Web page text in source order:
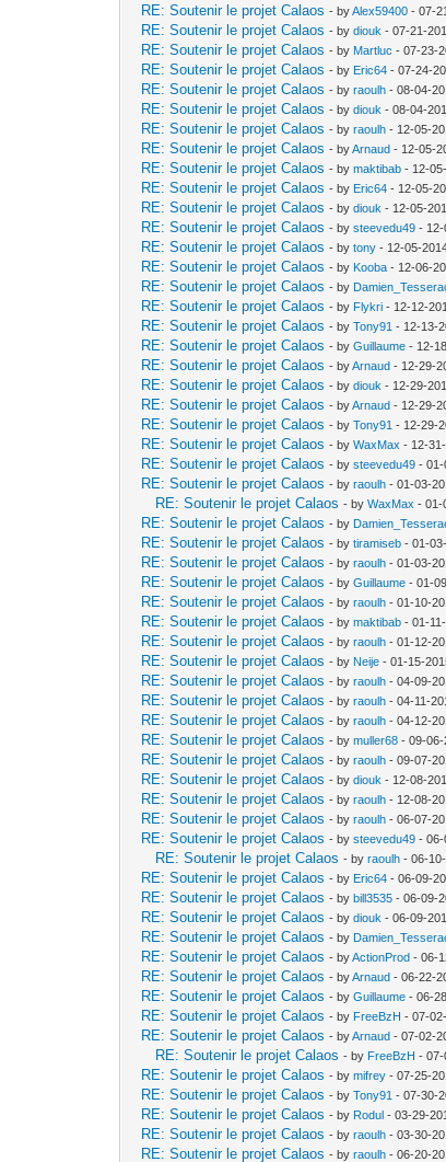
RE: Soutenir le projet Calaos - byAlex59400 - 07-
RE: Soutenir le projet Calaos - bydiouk - 07-21-
RE: Soutenir le projet Calaos - by Martluc - 07-23-
RE: Soutenir le projet Calaos - by Eric64 - 07-24-
RE: Soutenir le projet Calaos - byraoulh - 08-04-
RE: Soutenir le projet Calaos - bydiouk - 08-04-
RE: Soutenir le projet Calaos - byraoulh - 12-05-
RE: Soutenir le projet Calaos - byArnaud - 12-05-
RE: Soutenir le projet Calaos - bymaktibab - 12-
RE: Soutenir le projet Calaos - by Eric64 - 12-05-
RE: Soutenir le projet Calaos - bydiouk - 12-05-
RE: Soutenir le projet Calaos - bysteevedu49 - 12-
RE: Soutenir le projet Calaos - bytony - 12-05-
RE: Soutenir le projet Calaos - by Kooba - 12-06-
RE: Soutenir le projet Calaos - by
RE: Soutenir le projet Calaos - by Flykri - 12-12-
RE: Soutenir le projet Calaos - byTony91 - 12-13-
RE: Soutenir le projet Calaos - byGuillaume - 12-
RE: Soutenir le projet Calaos - byArnaud - 12-29-
RE: Soutenir le projet Calaos - bydiouk - 12-29-
RE: Soutenir le projet Calaos - byArnaud - 12-29-
RE: Soutenir le projet Calaos - byTony91 - 12-29-
RE: Soutenir le projet Calaos - byWaxMax - 12-
RE: Soutenir le projet Calaos - bysteevedu49 - 01-
RE: Soutenir le projet Calaos - byraoulh - 01-03-
RE: Soutenir le projet Calaos - byWaxMax - 01-
RE: Soutenir le projet Calaos - by
RE: Soutenir le projet Calaos - bytiramiseb - 01-
RE: Soutenir le projet Calaos - byraoulh - 01-03-
RE: Soutenir le projet Calaos - byGuillaume - 01-
RE: Soutenir le projet Calaos - byraoulh - 01-10-
RE: Soutenir le projet Calaos - bymaktibab - 01-
RE: Soutenir le projet Calaos - byraoulh - 01-12-
RE: Soutenir le projet Calaos - by Neije - 01-15-
RE: Soutenir le projet Calaos - byraoulh - 04-09-
RE: Soutenir le projet Calaos - byraoulh - 04-11-
RE: Soutenir le projet Calaos - byraoulh - 04-12-
RE: Soutenir le projet Calaos - bymuller68 - 09-06-
RE: Soutenir le projet Calaos - byraoulh - 09-07-
RE: Soutenir le projet Calaos - bydiouk - 12-08-
RE: Soutenir le projet Calaos - byraoulh - 12-08-
RE: Soutenir le projet Calaos - byraoulh - 06-07-
RE: Soutenir le projet Calaos - bysteevedu49 - 06-
RE: Soutenir le projet Calaos - byraoulh - 06-
RE: Soutenir le projet Calaos - by Eric64 - 06-09-
RE: Soutenir le projet Calaos - bybill3535 - 06-09-
RE: Soutenir le projet Calaos - bydiouk - 06-09-
RE: Soutenir le projet Calaos - by
RE: Soutenir le projet Calaos - byActionProd - 06-
RE: Soutenir le projet Calaos - byArnaud - 06-22-
RE: Soutenir le projet Calaos - byGuillaume - 06-
RE: Soutenir le projet Calaos - by FreeBzH - 07-
RE: Soutenir le projet Calaos - byArnaud - 07-02-
RE: Soutenir le projet Calaos - by FreeBzH - 07-
RE: Soutenir le projet Calaos - bymifrey - 07-25-
RE: Soutenir le projet Calaos - byTony91 - 07-30-
RE: Soutenir le projet Calaos - by Rodul - 03-29-
RE: Soutenir le projet Calaos - byraoulh - 03-30-
RE: Soutenir le projet Calaos - byraoulh - 06-20-